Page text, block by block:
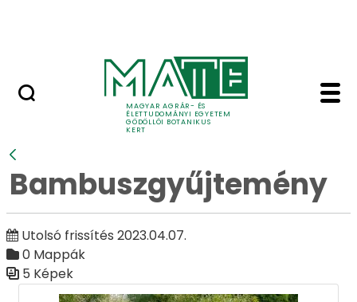
MAGYAR AGRÁR- ÉS
ÉLETTUDOMÁNYI EGYETEM
GÖDÖLLŐI BOTANIKUS
KERT
Bambuszgyűjtemény
Galéria
Vissza
Bambuszgyűjtemény
Utolsó frissítés 2023.04.07.
0 Mappák
5 Képek
Médiatár